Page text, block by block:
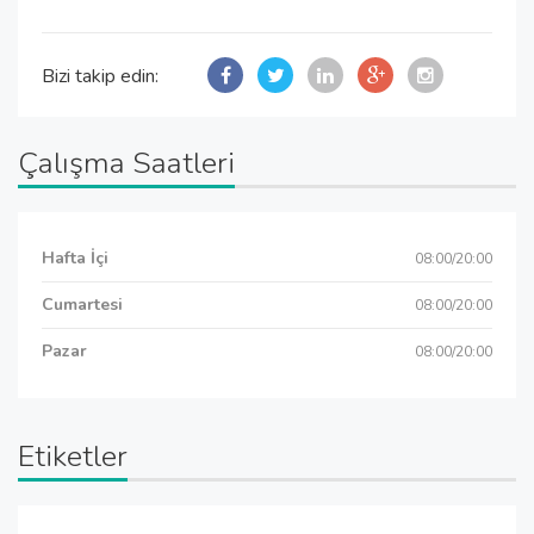
Bizi takip edin:
Çalışma Saatleri
Hafta İçi 08:00/20:00
Cumartesi 08:00/20:00
Pazar 08:00/20:00
Etiketler